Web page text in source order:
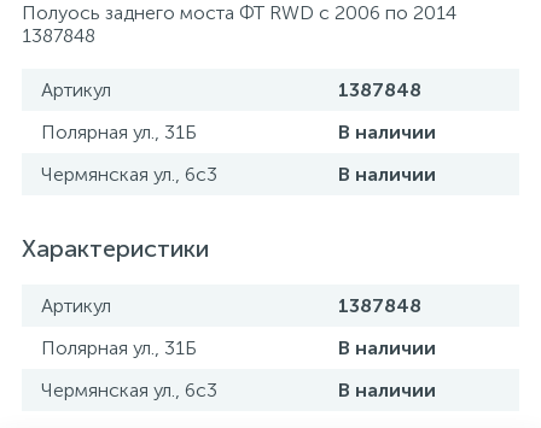
Полуось заднего моста ФТ RWD с 2006 по 2014
1387848
Артикул
1387848
Полярная ул., 31Б
В наличии
Чермянская ул., 6с3
В наличии
Характеристики
Артикул
1387848
Полярная ул., 31Б
В наличии
Чермянская ул., 6с3
В наличии